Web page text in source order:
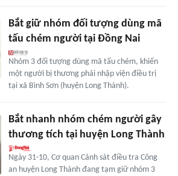
Bắt giữ nhóm đối tượng dùng mã
tấu chém người tại Đồng Nai
Nhóm 3 đối tượng dùng mã tấu chém, khiến
một người bị thương phải nhập viện điều trị
tại xã Bình Sơn (huyện Long Thành).
Bắt nhanh nhóm chém người gây
thương tích tại huyện Long Thành
Ngày 31-10, Cơ quan Cảnh sát điều tra Công
an huyện Long Thành đang tạm giữ nhóm 3